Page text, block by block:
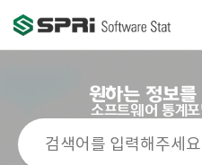
원하는 정보를
소프트웨어 통계